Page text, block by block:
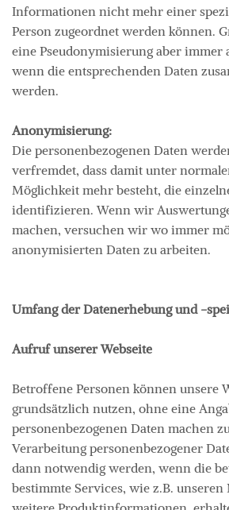
Informationen nicht mehr einer
Person zugeordnet werden können.
eine Pseudonymisierung aber immer
wenn die entsprechenden Daten
werden.
Anonymisierung:
Die personenbezogenen Daten
verfremdet, dass damit unter
Möglichkeit mehr besteht, die
identifizieren. Wenn wir
machen, versuchen wir wo immer
anonymisierten Daten zu arbeiten.
Umfang der Datenerhebung und -
Aufruf unserer Webseite
Betroffene Personen können unsere
grundsätzlich nutzen, ohne eine
personenbezogenen Daten machen
Verarbeitung personenbezogener
dann notwendig werden, wenn die
bestimmte Services, wie z.B. unseren